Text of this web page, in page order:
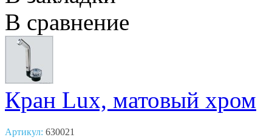
В сравнение
Кран Lux, матовый хром
Артикул: 630021